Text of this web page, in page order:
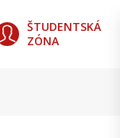
ŠTUDENTSKÁ
ZÓNA